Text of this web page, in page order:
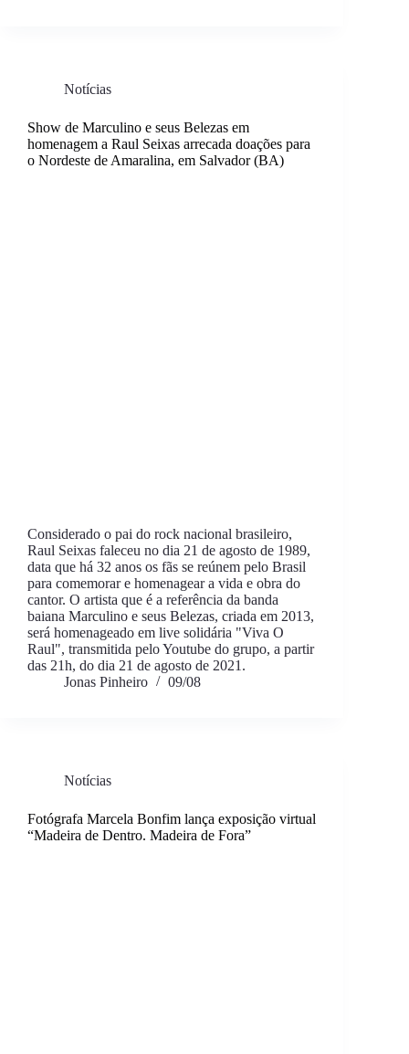
Notícias
Show de Marculino e seus Belezas em
homenagem a Raul Seixas arrecada doações para
o Nordeste de Amaralina, em Salvador (BA)
Considerado o pai do rock nacional brasileiro,
Raul Seixas faleceu no dia 21 de agosto de 1989,
data que há 32 anos os fãs se reúnem pelo Brasil
para comemorar e homenagear a vida e obra do
cantor. O artista que é a referência da banda
baiana Marculino e seus Belezas, criada em 2013,
será homenageado em live solidária "Viva O
Raul", transmitida pelo Youtube do grupo, a partir
das 21h, do dia 21 de agosto de 2021.
Jonas Pinheiro
09/08
Notícias
Fotógrafa Marcela Bonfim lança exposição virtual
“Madeira de Dentro. Madeira de Fora”